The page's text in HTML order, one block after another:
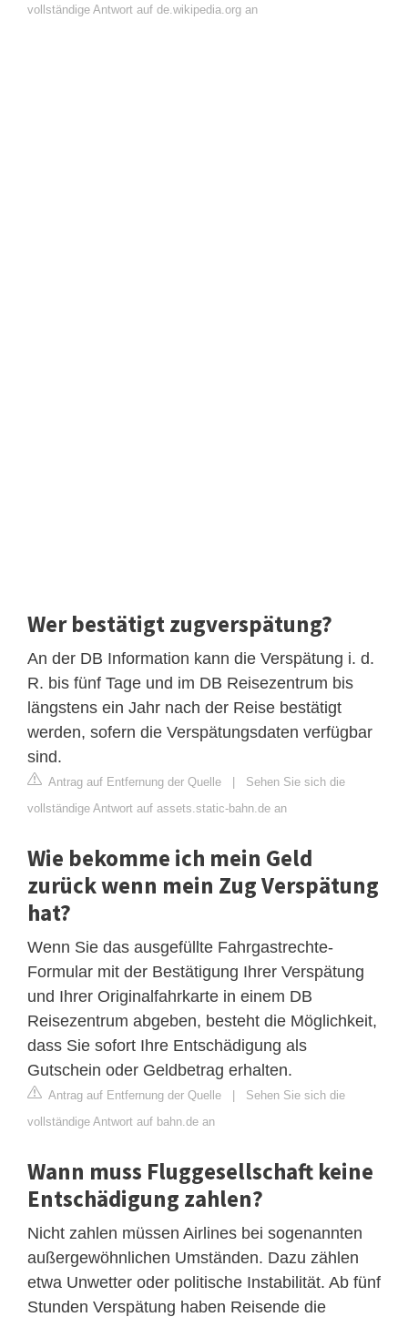
vollständige Antwort auf de.wikipedia.org an
Wer bestätigt zugverspätung?
An der DB Information kann die Verspätung i. d.
R. bis fünf Tage und im DB Reisezentrum bis
längstens ein Jahr nach der Reise bestätigt
werden, sofern die Verspätungsdaten verfügbar
sind.
Antrag auf Entfernung der Quelle | Sehen Sie sich die
vollständige Antwort auf assets.static-bahn.de an
Wie bekomme ich mein Geld
zurück wenn mein Zug Verspätung
hat?
Wenn Sie das ausgefüllte Fahrgastrechte-
Formular mit der Bestätigung Ihrer Verspätung
und Ihrer Originalfahrkarte in einem DB
Reisezentrum abgeben, besteht die Möglichkeit,
dass Sie sofort Ihre Entschädigung als
Gutschein oder Geldbetrag erhalten.
Antrag auf Entfernung der Quelle | Sehen Sie sich die
vollständige Antwort auf bahn.de an
Wann muss Fluggesellschaft keine
Entschädigung zahlen?
Nicht zahlen müssen Airlines bei sogenannten
außergewöhnlichen Umständen. Dazu zählen
etwa Unwetter oder politische Instabilität. Ab fünf
Stunden Verspätung haben Reisende die